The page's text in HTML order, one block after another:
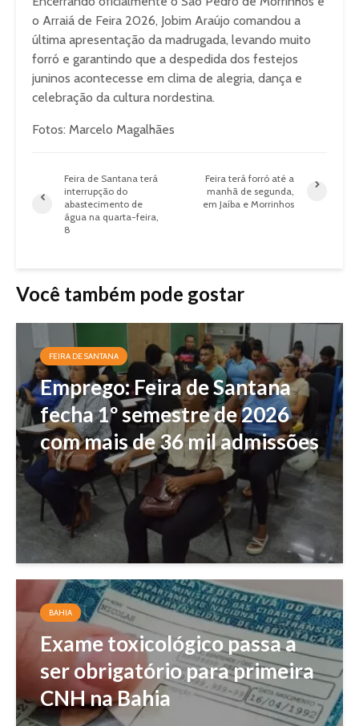
o Arraiá de Feira 2026, Jobim Araújo comandou a
última apresentação da madrugada, levando muito
forró e garantindo que a despedida dos festejos
juninos acontecesse em clima de alegria, dança e
celebração da cultura nordestina.
Fotos: Marcelo Magalhães
Feira de Santana terá
interrupção do
abastecimento de
água na quarta-feira,
8
Feira terá forró até a
manhã de segunda,
em Jaíba e Morrinhos
Você também pode gostar
FEIRA DE SANTANA
Emprego: Feira de Santana
fecha 1º semestre de 2026
com mais de 36 mil admissões
BAHIA
Exame toxicológico passa a
ser obrigatório para primeira
CNH na Bahia